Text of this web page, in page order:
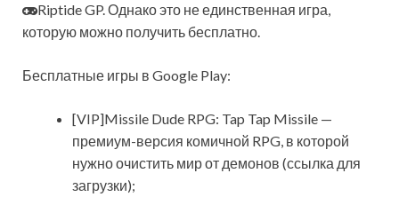
Riptide GP. Однако это не единственная игра,
которую можно получить бесплатно.
Бесплатные игры в Google Play:
[VIP]Missile Dude RPG: Tap Tap Missile —
премиум-версия комичной RPG, в которой
нужно очистить мир от демонов (ссылка для
загрузки);